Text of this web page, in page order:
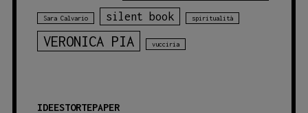
Sara Calvario silent book spiritualità
VERONICA PIA vucciria
IDEESTORTEPAPER